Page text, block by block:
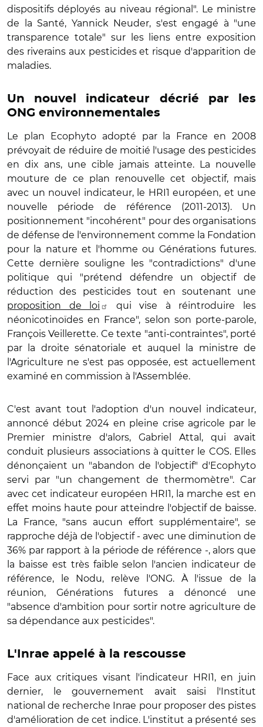
dispositifs déployés au niveau régional". Le ministre
de la Santé, Yannick Neuder, s'est engagé à "une
transparence totale" sur les liens entre exposition
des riverains aux pesticides et risque d'apparition de
maladies.
Un nouvel indicateur décrié par les
ONG environnementales
Le plan Ecophyto adopté par la France en 2008
prévoyait de réduire de moitié l'usage des pesticides
en dix ans, une cible jamais atteinte. La nouvelle
mouture de ce plan renouvelle cet objectif, mais
avec un nouvel indicateur, le HRI1 européen, et une
nouvelle période de référence (2011-2013). Un
positionnement "incohérent" pour des organisations
de défense de l'environnement comme la Fondation
pour la nature et l'homme ou Générations futures.
Cette dernière souligne les "contradictions" d'une
politique qui "prétend défendre un objectif de
réduction des pesticides tout en soutenant une
proposition de loi
qui vise à réintroduire les
néonicotinoïdes en France", selon son porte-parole,
François Veillerette. Ce texte "anti-contraintes", porté
par la droite sénatoriale et auquel la ministre de
l'Agriculture ne s'est pas opposée, est actuellement
examiné en commission à l'Assemblée.
C'est avant tout l'adoption d'un nouvel indicateur,
annoncé début 2024 en pleine crise agricole par le
Premier ministre d'alors, Gabriel Attal, qui avait
conduit plusieurs associations à quitter le COS. Elles
dénonçaient un "abandon de l'objectif" d'Ecophyto
servi par "un changement de thermomètre". Car
avec cet indicateur européen HRI1, la marche est en
effet moins haute pour atteindre l'objectif de baisse.
La France, "sans aucun effort supplémentaire", se
rapproche déjà de l'objectif - avec une diminution de
36% par rapport à la période de référence -, alors que
la baisse est très faible selon l'ancien indicateur de
référence, le Nodu, relève l'ONG. À l'issue de la
réunion, Générations futures a dénoncé une
"absence d'ambition pour sortir notre agriculture de
sa dépendance aux pesticides".
L'Inrae appelé à la rescousse
Face aux critiques visant l'indicateur HRI1, en juin
dernier, le gouvernement avait saisi l'Institut
national de recherche Inrae pour proposer des pistes
d'amélioration de cet indice. L'institut a présenté ses